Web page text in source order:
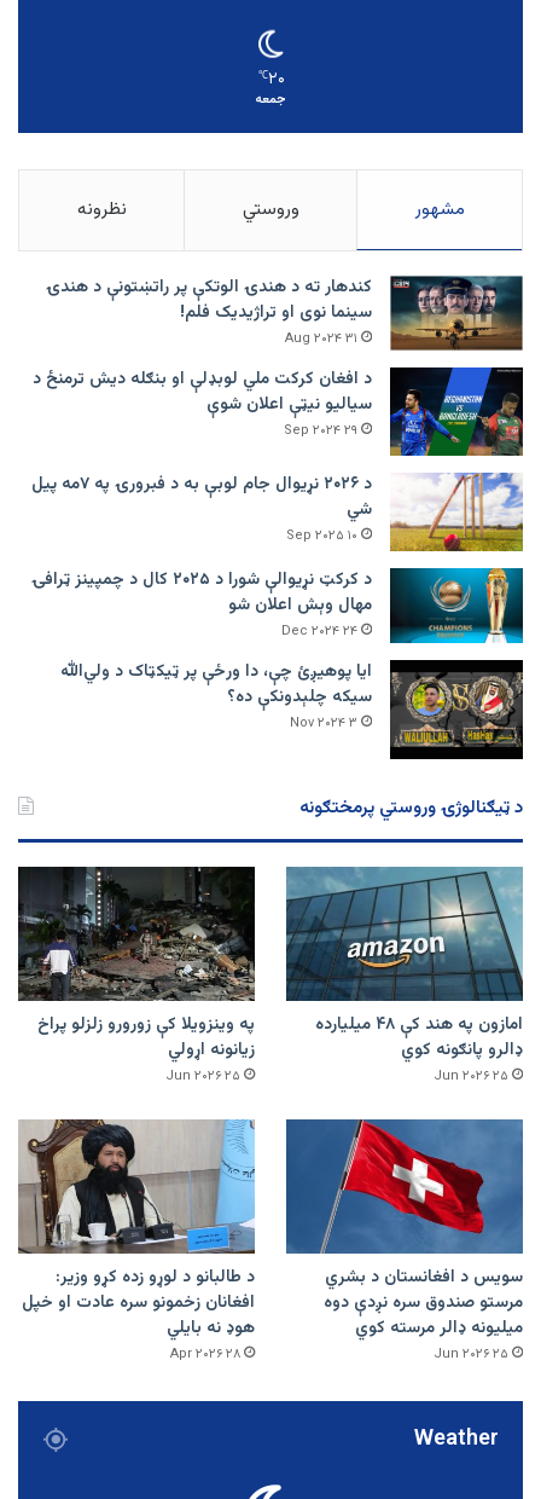
۲۰℃
جمعه
مشهور وروستي نظرونه
کندهار ته د هندۍ الوتکې پر راتښتونې د هندۍ
سینما نوی او تراژيديک فلم!
۳۱ Aug ۲۰۲۴
د افغان کرکت ملي لوبډلې او بنګله دیش ترمنځ د
سیالیو نیټې اعلان شوې
۲۹ Sep ۲۰۲۴
د ۲۰۲۶ نړیوال جام لوبې به د فبرورۍ په ۷مه پیل
شي
۱۰ Sep ۲۰۲۵
د کرکټ نړیوالې شورا د ۲۰۲۵ کال د چمپینز ټرافۍ
مهال وېش اعلان شو
۲۴ Dec ۲۰۲۴
ایا پوهیږئ چې، دا ورځې پر ټيکټاک د ولي‌الله
سیکه چلېدونکې ده؟
۳ Nov ۲۰۲۴
د ټیګنالوژۍ وروستي پرمختګونه
امازون په هند کې ۴۸ میلیارده
ډالرو پانګونه کوي
۲۵ Jun ۲۰۲۶
په وینزویلا کې زورورو زلزلو پراخ
زیانونه اړولي
۲۵ Jun ۲۰۲۶
سویس د افغانستان د بشري
مرستو صندوق سره نږدې دوه
میلیونه ډالر مرسته کوي
۲۵ Jun ۲۰۲۶
د طالبانو د لوړو زده کړو وزیر:
افغانان زخمونو سره عادت او خپل
هوډ نه بایلي
۲۸ Apr ۲۰۲۶
Weather